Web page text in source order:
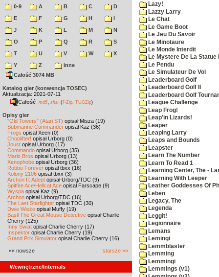
0-9 A B C
D
E
F G H
I
J
K L M
N
O
P Q R
S
T
U V W
X
Y
Z
inne
Całość 3074 MB
Katalog gier (konwencja TOSEC)
Aktualizacja: 2021-07-11
Całość md5 sha (7-Zip TUGZip)
Opisy gier
"Old Towers" (Atari ST) opisał Misza (19)
Submarine Commander opisał Kaz (36)
Frogs opisał Xeen (0)
Choplifter! opisał Urborg (0)
Joust opisał Urborg (17)
Commando opisał Urborg (35)
Mario Bros opisał Urborg (13)
Xenophobe opisał Urborg (36)
Robbo Forever opisał tbxx (16)
Kolony 2106 opisał tbxx (3)
Archon II: Adept opisał Urborg/TDC (9)
Spitfire Ace/Hellcat Ace opisał Farscape (9)
Wyspa opisał Kaz (9)
Archon opisał Urborg/TDC (16)
The Last Starfighter opisał TDC (30)
Dwie Wieże opisał Muffy (19)
Basil The Great Mouse Detective opisał Charlie
Cherry (125)
Inny Świat opisał Charlie Cherry (17)
Inspektor opisał Charlie Cherry (19)
Grand Prix Simulator opisał Charlie Cherry (16)
«« nowsze starsze »»
Wewnętrzne/Internals
Lazy!
Lazzy Larry
Le Chat
Le Game Boot
Le Jeu Du Savoir
Le Minotaure
Le Monde Interdit
Le Mystere De La Statue
Le Pendu
Le Simulateur De Vol
Leaderboard Golf
Leaderboard Golf II
Leaderboard Golf
League Challenge
Leap Frog!
Leap'in Lizards!
Leaper
Leaping Larry
Leaps and Bounds
Leapster
Learn The Number
Learn To Read 1
Learning Center, The -
Learning With Leeper
Leather Goddesses Of
Leben
Legacy, The
Legenda
Leggit!
Legionnaire
Lemans
Lemingi
Lemmblaster
Lemming
Lemmingi
Lemmings (v1)